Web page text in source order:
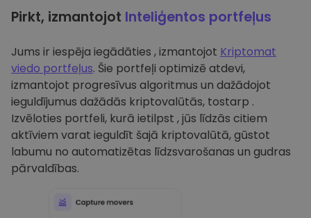
Pirkt, izmantojot Inteliģentos portfeļus
Jums ir iespēja iegādāties , izmantojot Kriptomat
viedo portfeļus. Šie portfeļi optimizē atdevi,
izmantojot progresīvus algoritmus un dažādojot
ieguldījumus dažādās kriptovalūtās, tostarp .
Izvēloties portfeli, kurā ietilpst , jūs līdzās citiem
aktīviem varat ieguldīt šajā kriptovalūtā, gūstot
labumu no automatizētas līdzsvarošanas un gudras
pārvaldības.